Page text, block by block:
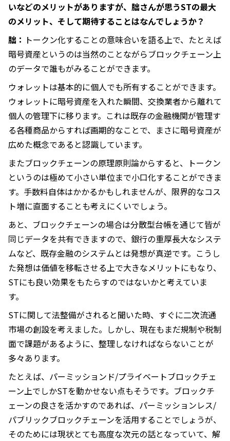
いなどのメリットがありますが、朏さんが思うSTの最大
のメリット、そして期待することはなんでしょうか？
朏： トークン化することの意味合いを語る上で、たとえば
暗号資産というのは当然のことながらブロックチェーン上
のデータで誰もがみることができます。
ウォレットは基本的に個人でも所有することができます。
ウォレットに暗号資産を入れた瞬間、交換業者から離れて
個人の管理下に移ります。これは既存の金融機関が管理す
る各種商品からすれば画期的なことで、まさに暗号資産が
広めた概念であると認識しています。
またブロックチェーンの原理原則論からすると、トークン
というのは極めて小さい単位まで小口化することができま
す。手数料自体はかかるかもしれませんが、限界的なコス
ト増に直面することも考えにくいでしょう。
あと、ブロックチェーンの場合は分散型台帳を通じて皆が
同じデータを共有できますので、銀行の重厚長大なシステ
ムなど、既存金融のシステムとは発想が真逆です。こうし
た発想は価値を移転させる上で大きなメリットにもなり、
STにも良い効果をもたらすのではないかと考えていま
す。
STに関して法整備がされると聞いた時、すぐに二次流通
市場の創設を考えました。しかし、現在もまだ規制や税制
面で課題があるように、整理しなければならないことが
多々あります。
たとえば、パーミッションド/プライベートブロックチェ
ーン上でしかSTを動かせない点もそうです。ブロックチ
ェーンの良さを活かすのであれば、パーミッションレス/
パブリックブロックチェーンを活用することでしょうが、
そのためには現状とても高度な次元の話となっていて、解